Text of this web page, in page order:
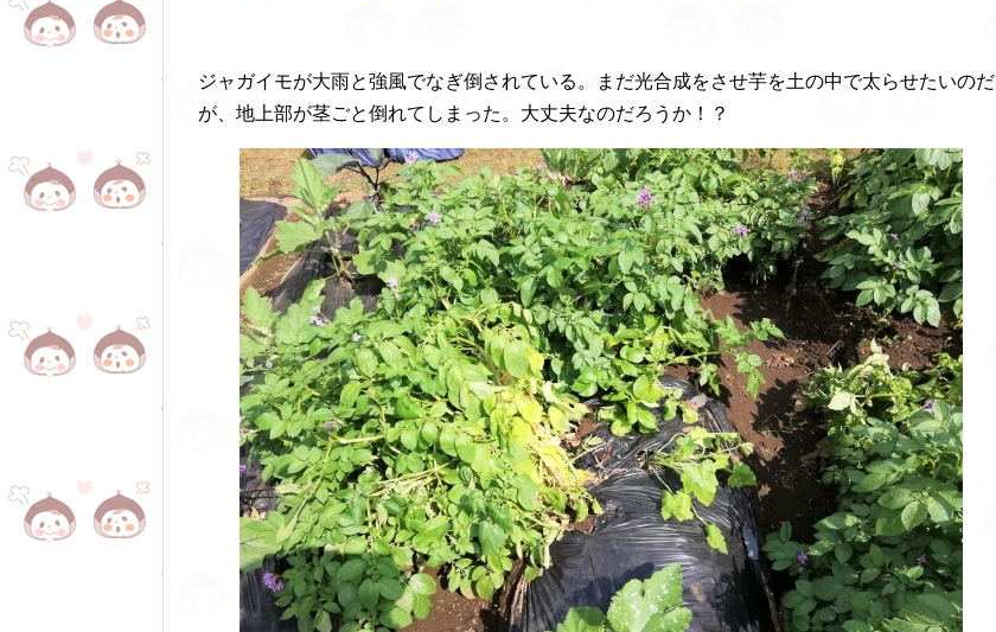
ジャガイモが大雨と強風でなぎ倒されている。まだ光合成をさせ芋を土の中で太らせたいのだ
が、地上部が茎ごと倒れてしまった。大丈夫なのだろうか！？